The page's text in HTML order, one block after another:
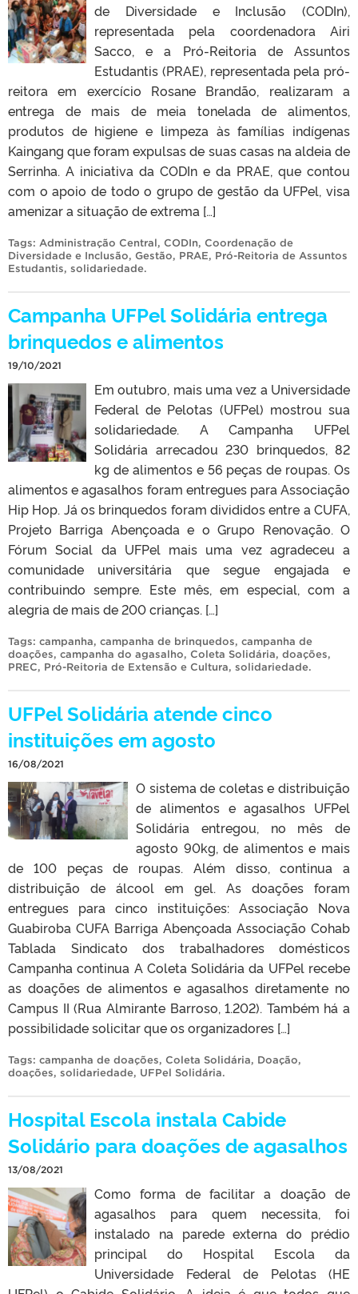
de Diversidade e Inclusão (CODIn),
representada pela coordenadora Airi
Sacco, e a Pró-Reitoria de Assuntos
Estudantis (PRAE), representada pela pró-
reitora em exercício Rosane Brandão, realizaram a
entrega de mais de meia tonelada de alimentos,
produtos de higiene e limpeza às famílias indígenas
Kaingang que foram expulsas de suas casas na aldeia de
Serrinha. A iniciativa da CODIn e da PRAE, que contou
com o apoio de todo o grupo de gestão da UFPel, visa
amenizar a situação de extrema […]
Tags: Administração Central, CODIn, Coordenação de
Diversidade e Inclusão, Gestão, PRAE, Pró-Reitoria de Assuntos
Estudantis, solidariedade.
Campanha UFPel Solidária entrega
brinquedos e alimentos
19/10/2021
Em outubro, mais uma vez a Universidade
Federal de Pelotas (UFPel) mostrou sua
solidariedade. A Campanha UFPel
Solidária arrecadou 230 brinquedos, 82
kg de alimentos e 56 peças de roupas. Os
alimentos e agasalhos foram entregues para Associação
Hip Hop. Já os brinquedos foram divididos entre a CUFA,
Projeto Barriga Abençoada e o Grupo Renovação. O
Fórum Social da UFPel mais uma vez agradeceu a
comunidade universitária que segue engajada e
contribuindo sempre. Este mês, em especial, com a
alegria de mais de 200 crianças. […]
Tags: campanha, campanha de brinquedos, campanha de
doações, campanha do agasalho, Coleta Solidária, doações,
PREC, Pró-Reitoria de Extensão e Cultura, solidariedade.
UFPel Solidária atende cinco
instituições em agosto
16/08/2021
O sistema de coletas e distribuição
de alimentos e agasalhos UFPel
Solidária entregou, no mês de
agosto 90kg, de alimentos e mais
de 100 peças de roupas. Além disso, continua a
distribuição de álcool em gel. As doações foram
entregues para cinco instituições: Associação Nova
Guabiroba CUFA Barriga Abençoada Associação Cohab
Tablada Sindicato dos trabalhadores domésticos
Campanha continua A Coleta Solidária da UFPel recebe
as doações de alimentos e agasalhos diretamente no
Campus II (Rua Almirante Barroso, 1.202). Também há a
possibilidade solicitar que os organizadores […]
Tags: campanha de doações, Coleta Solidária, Doação,
doações, solidariedade, UFPel Solidária.
Hospital Escola instala Cabide
Solidário para doações de agasalhos
13/08/2021
Como forma de facilitar a doação de
agasalhos para quem necessita, foi
instalado na parede externa do prédio
principal do Hospital Escola da
Universidade Federal de Pelotas (HE